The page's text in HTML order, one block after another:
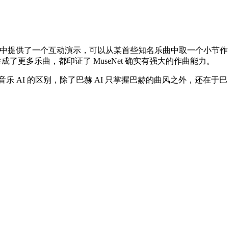
供了一个互动演示，可以从某首些知名乐曲中取一个小节作
更多乐曲，都印证了 MuseNet 确实有强大的作曲能力。
AI 的区别，除了巴赫 AI 只掌握巴赫的曲风之外，还在于巴